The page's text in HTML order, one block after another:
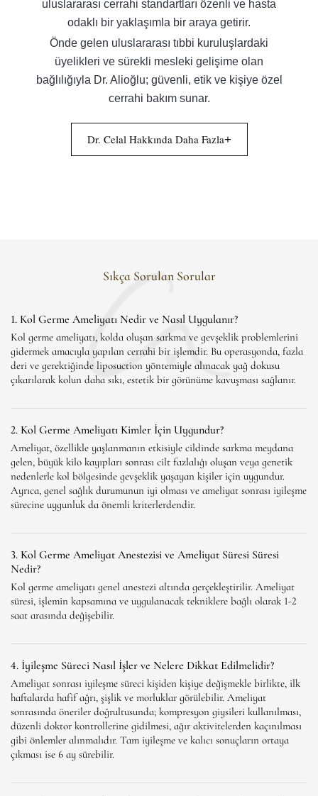
uluslararası cerrahi standartları özenli ve hasta
odaklı bir yaklaşımla bir araya getirir.
Önde gelen uluslararası tıbbi kuruluşlardaki
üyelikleri ve sürekli mesleki gelişime olan
bağlılığıyla Dr. Alioğlu; güvenli, etik ve kişiye özel
cerrahi bakım sunar.
Dr. Celal Hakkında Daha Fazla+
Sıkça Sorulan Sorular
1. Kol Germe Ameliyatı Nedir ve Nasıl Uygulanır?
Kol germe ameliyatı, kolda oluşan sarkma ve gevşeklik problemlerini
gidermek amacıyla yapılan cerrahi bir işlemdir. Bu operasyonda, fazla
deri ve gerektiğinde liposuction yöntemiyle alınacak yağ dokusu
çıkarılarak kolun daha sıkı, estetik bir görünüme kavuşması sağlanır.
2. Kol Germe Ameliyatı Kimler İçin Uygundur?
Ameliyat, özellikle yaşlanmanın etkisiyle cildinde sarkma meydana
gelen, büyük kilo kayıpları sonrası cilt fazlalığı oluşan veya genetik
nedenlerle kol bölgesinde gevşeklik yaşayan kişiler için uygundur.
Ayrıca, genel sağlık durumunun iyi olması ve ameliyat sonrası iyileşme
sürecine uygunluk da önemli kriterlerdendir.
3. Kol Germe Ameliyat Anestezisi ve Ameliyat Süresi Süresi
Nedir?
Kol germe ameliyatı genel anestezi altında gerçekleştirilir. Ameliyat
süresi, işlemin kapsamına ve uygulanacak tekniklere bağlı olarak 1-2
saat arasında değişebilir.
4. İyileşme Süreci Nasıl İşler ve Nelere Dikkat Edilmelidir?
Ameliyat sonrası iyileşme süreci kişiden kişiye değişmekle birlikte, ilk
haftalarda hafif ağrı, şişlik ve morluklar görülebilir. Ameliyat
sonrasında öneriler doğrultusunda; kompresyon giysileri kullanılması,
düzenli doktor kontrollerine gidilmesi, ağır aktivitelerden kaçınılması
gibi önlemler alınmalıdır. Tam iyileşme ve kalıcı sonuçların ortaya
çıkması ise 6 ay sürebilir.